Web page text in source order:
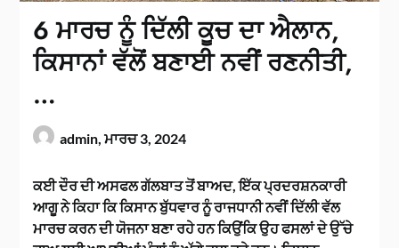
6 ਮਾਰਚ ਨੂੰ ਦਿੱਲੀ ਕੂਚ ਦਾ ਐਲਾਨ,
ਕਿਸਾਨਾਂ ਵੱਲੋਂ ਬਣਾਈ ਨਵੀਂ ਰਣਨੀਤੀ,
…
admin,ਮਾਰਚ 3, 2024
ਕਈ ਦੌਰ ਦੀ ਅਸਫਲ ਗੱਲਬਾਤ ਤੋਂ ਬਾਅਦ, ਇੱਕ ਪ੍ਰਦਰਸ਼ਨਕਾਰੀ
ਆਗੂ ਨੇ ਕਿਹਾ ਕਿ ਕਿਸਾਨ ਬੁੱਧਵਾਰ ਨੂੰ ਰਾਜਧਾਨੀ ਨਵੀਂ ਦਿੱਲੀ ਵੱਲ
ਮਾਰਚ ਕਰਨ ਦੀ ਯੋਜਨਾ ਬਣਾ ਰਹੇ ਹਨ ਕਿਉਂਕਿ ਉਹ ਫਸਲਾਂ ਦੇ ਉੱਚੇ